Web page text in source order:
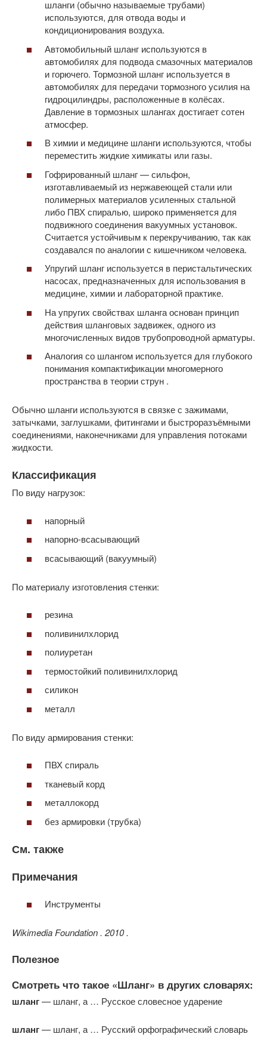
шланги (обычно называемые трубами)
используются, для отвода воды и
кондиционирования воздуха.
Автомобильный шланг используются в
автомобилях для подвода смазочных материалов
и горючего. Тормозной шланг используется в
автомобилях для передачи тормозного усилия на
гидроцилиндры, расположенные в колёсах.
Давление в тормозных шлангах достигает сотен
атмосфер.
В химии и медицине шланги используются, чтобы
переместить жидкие химикаты или газы.
Гофрированный шланг — сильфон,
изготавливаемый из нержавеющей стали или
полимерных материалов усиленных стальной
либо ПВХ спиралью, широко применяется для
подвижного соединения вакуумных установок.
Считается устойчивым к перекручиванию, так как
создавался по аналогии с кишечником человека.
Упругий шланг используется в перистальтических
насосах, предназначенных для использования в
медицине, химии и лабораторной практике.
На упругих свойствах шланга основан принцип
действия шланговых задвижек, одного из
многочисленных видов трубопроводной арматуры.
Аналогия со шлангом используется для глубокого
понимания компактификации многомерного
пространства в теории струн .
Обычно шланги используются в связке с зажимами,
затычками, заглушками, фитингами и быстроразъёмными
соединениями, наконечниками для управления потоками
жидкости.
Классификация
По виду нагрузок:
напорный
напорно-всасывающий
всасывающий (вакуумный)
По материалу изготовления стенки:
резина
поливинилхлорид
полиуретан
термостойкий поливинилхлорид
силикон
металл
По виду армирования стенки:
ПВХ спираль
тканевый корд
металлокорд
без армировки (трубка)
См. также
Примечания
Инструменты
Wikimedia Foundation . 2010 .
Полезное
Смотреть что такое «Шланг» в других словарях:
шланг— шланг, а … Русское словесное ударение
шланг— шланг, а … Русский орфографический словарь